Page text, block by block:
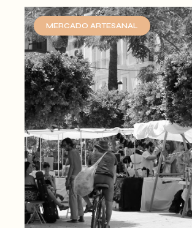
MERCADO ARTESANAL